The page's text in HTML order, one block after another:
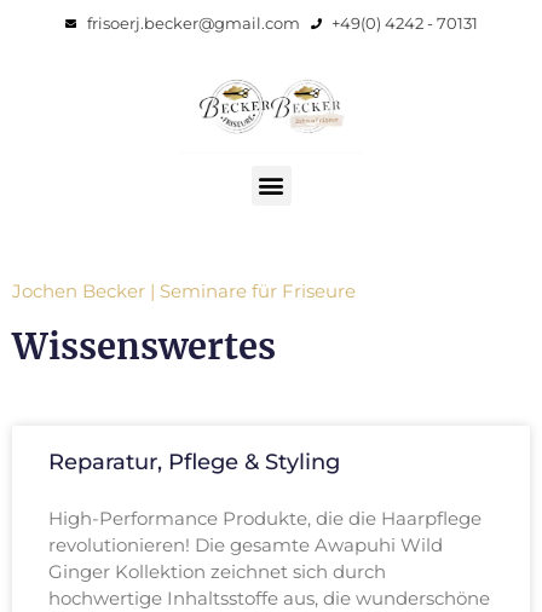
frisoerj.becker@gmail.com +49(0) 4242 - 70131
Jochen Becker | Seminare für Friseure
Wissenswertes
Reparatur, Pflege & Styling
High-Performance Produkte, die die Haarpflege
revolutionieren! Die gesamte Awapuhi Wild
Ginger Kollektion zeichnet sich durch
hochwertige Inhaltsstoffe aus, die wunderschöne